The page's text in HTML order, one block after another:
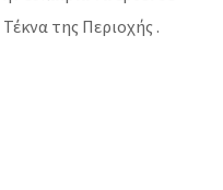
της Περιοχής .